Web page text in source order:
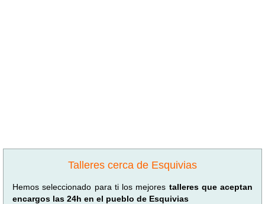
Talleres cerca de Esquivias
Hemos seleccionado para ti los mejores talleres que aceptan
encargos las 24h en el pueblo de Esquivias